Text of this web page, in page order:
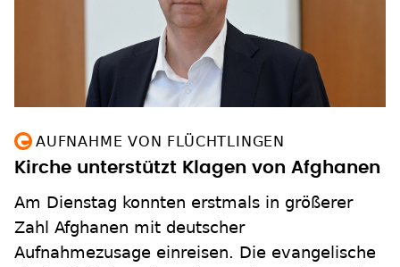
AUFNAHME VON FLÜCHTLINGEN
Kirche unterstützt Klagen von Afghanen
Am Dienstag konnten erstmals in größerer
Zahl Afghanen mit deutscher
Aufnahmezusage einreisen. Die evangelische